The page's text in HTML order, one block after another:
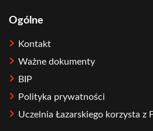
Ogólne
Kontakt
Ważne dokumenty
BIP
Polityka prywatności
Uczelnia Łazarskiego korzysta z